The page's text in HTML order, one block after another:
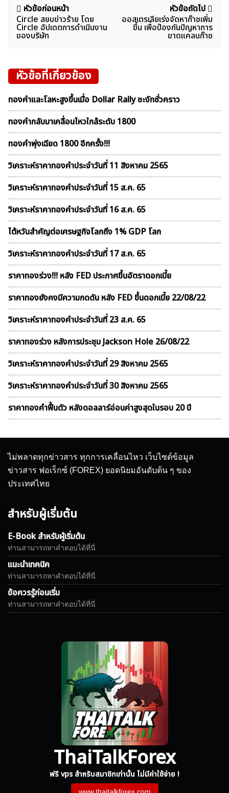
แนะแนว
เรื่อง
หัวข้อก่อนหน้า
Circle สยบข่าวร้าย โดย
Circle อัปเดตการดำเนินงาน
ของบริษัท
หัวข้อถัดไป
ออสเตรเลียเร่งจัดหาก๊าซเพิ่ม
ขึ้น เพื่อป้องกันปัญหาการ
ขาดแคลนก๊าซ
หัวข้อที่เกี่ยวข้อง
ทองคำและโลหะสูงขึ้นเมื่อ Dollar Rally ชะงักชั่วคราว
ทองคำกลับมาเคลื่อนไหวใกล้ระดับ 1800
ทองคำพุ่งเฉียด 1800 อีกครั้ง!!!
วิเคราะห์ราคาทองคําประจำวันที่ 11 สิงหาคม 2565
วิเคราะห์ราคาทองคําประจำวันที่ 15 ส.ค. 65
วิเคราะห์ราคาทองคําประจำวันที่ 16 ส.ค. 65
ไต้หวันสำคัญต่อเศรษฐกิจโลกถึง 1% GDP โลก
วิเคราะห์ราคาทองคําประจำวันที่ 17 ส.ค. 65
ราคาทองร่วง!!! หลัง FED ประกาศขึ้นอัตราดอกเบี้ย
ราคาทองยังคงมีความกดดัน หลัง FED ขึ้นดอกเบี้ย 22/08/22
วิเคราะห์ราคาทองคําประจำวันที่ 23 ส.ค. 65
ราคาทองร่วง หลังการประชุม Jackson Hole 26/08/22
วิเคราะห์ราคาทองคําประจำวันที่ 29 สิงหาคม 2565
วิเคราะห์ราคาทองคําประจำวันที่ 30 สิงหาคม 2565
ราคาทองคำฟื้นตัว หลังดอลลาร์อ่อนค่าสูงสุดในรอบ 20 ปี
ไม่พลาดทุกข่าวสาร ทุกการเคลื่อนไหว เว็บไซต์ข้อมูล
ข่าวสาร ฟอเร็กซ์ (FOREX) ยอดนิยมอันดับต้น ๆ ของ
ประเทศไทย
สำหรับผู้เริ่มต้น
E-Book สำหรับผู้เริ่มต้น
ท่านสามารถหาคำตอบได้ที่นี่
แนะนำเทคนิค
ท่านสามารถหาคำตอบได้ที่นี่
ข้อควรรู้ก่อนเริ่ม
ท่านสามารถหาคำตอบได้ที่นี่
ThaiTalkForex
ฟรี vps สำหรับสมาชิกเท่านั้น ไม่มีค่าใช้จ่าย !
www.thaitalkforex.com